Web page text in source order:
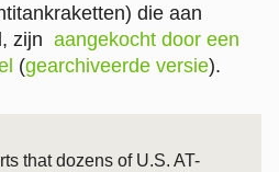
die aan
zijn aangekocht door een
(gearchiveerde versie).
that dozens of U.S. AT-